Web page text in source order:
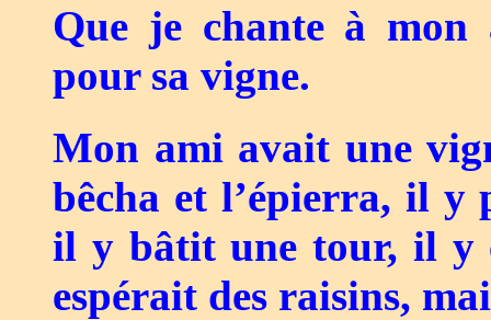
Que je chante à
pour sa vigne.
Mon ami avait une
bêcha et l’épierra, il y
il y bâtit une tour, il y
espérait des raisins,